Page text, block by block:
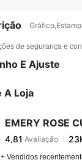
de segurança e
E Ajuste
A Loja
EMERY ROSE
4,81
4,81Avaliação
p***opago1
Vendidos